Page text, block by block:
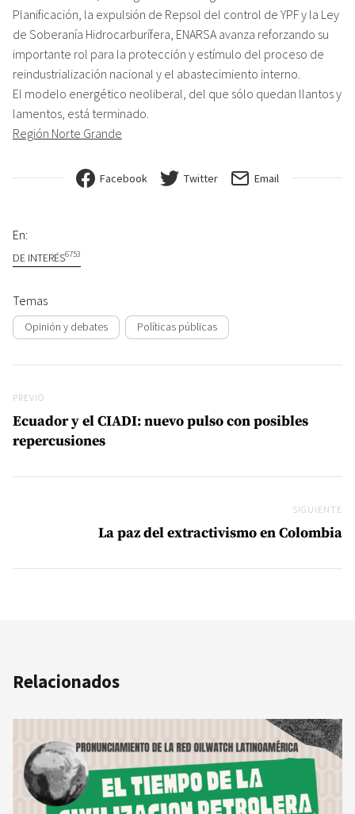
Planificación, la expulsión de Repsol del control de YPF y la Ley
de Soberanía Hidrocarburífera, ENARSA avanza reforzando su
importante rol para la protección y estímulo del proceso de
reindustrialización nacional y el abastecimiento interno.
El modelo energético neoliberal, del que sólo quedan llantos y
lamentos, está terminado.
Región Norte Grande
Facebook Twitter Email
En:
DE INTERÉS6753
Temas
Opinión y debates Políticas públicas
Previo
PREVIO
Ecuador y el CIADI: nuevo pulso con posibles
repercusiones
SIGUIENTE
La paz del extractivismo en Colombia
Relacionados